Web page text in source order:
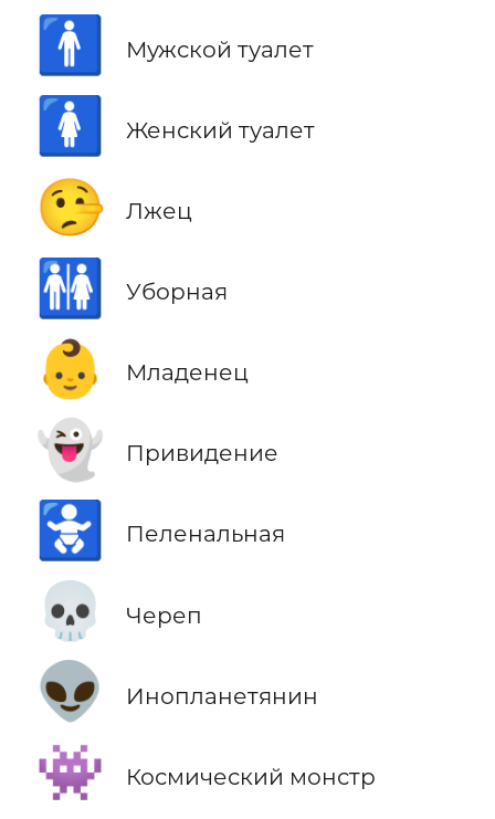
🚹 Мужской туалет
🚺 Женский туалет
🤥 Лжец
🚻 Уборная
👶 Младенец
👻 Привидение
🚼 Пеленальная
💀 Череп
👽 Инопланетянин
👾 Космический монстр